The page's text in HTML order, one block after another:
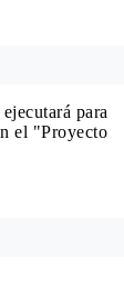
para
el "Proyecto